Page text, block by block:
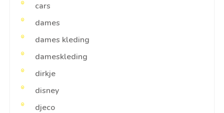
cars
dames
dames kleding
dameskleding
dirkje
disney
djeco